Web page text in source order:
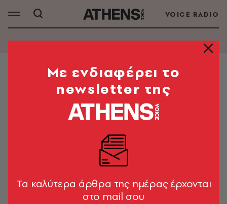
VOICE RADIO
SMART LIFE
METLEN Quiz | Μέταλλα και
Ενέργεια: H σχέση που φέρνει
Απάντησε το quiz και μάθε περισσότερα!
Λήδα Πυλαρινού
Mε ενδιαφέρει το
newsletter της
Tα καλύτερα άρθρα της ημέρας έρχονται
στο mail σου